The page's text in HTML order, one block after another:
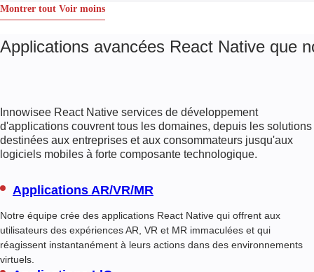
Montrer tout Voir moins
Applications avancées React Native que
Innowisee React Native services de développement
d'applications couvrent tous les domaines, depuis les solutions
destinées aux entreprises et aux consommateurs jusqu'aux
logiciels mobiles à forte composante technologique.
Applications AR/VR/MR
Notre équipe crée des applications React Native qui offrent aux
utilisateurs des expériences AR, VR et MR immaculées et qui
réagissent instantanément à leurs actions dans des environnements
virtuels.